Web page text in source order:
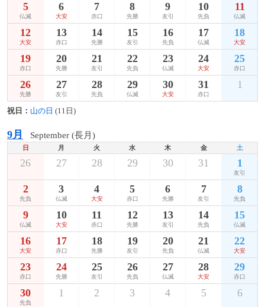
5
仏滅
6
大安
7
赤口
8
先勝
9
友引
10
先負
11
仏滅
12
大安
13
赤口
14
先勝
15
友引
16
先負
17
仏滅
18
大安
19
赤口
20
先勝
21
友引
22
先負
23
仏滅
24
大安
25
赤口
26
先勝
27
友引
28
先負
29
仏滅
30
大安
31
赤口
1
祝日： 山の日 (11日)
9月 September (長月)
日 月 火 水 木 金 土
26 27 28 29 30 31 1
友引
2
先負
3
仏滅
4
大安
5
赤口
6
先勝
7
友引
8
先負
9
仏滅
10
大安
11
赤口
12
先勝
13
友引
14
先負
15
仏滅
16
大安
17
赤口
18
先勝
19
友引
20
先負
21
仏滅
22
大安
23
赤口
24
先勝
25
友引
26
先負
27
仏滅
28
大安
29
赤口
30
先負
1 2 3 4 5 6